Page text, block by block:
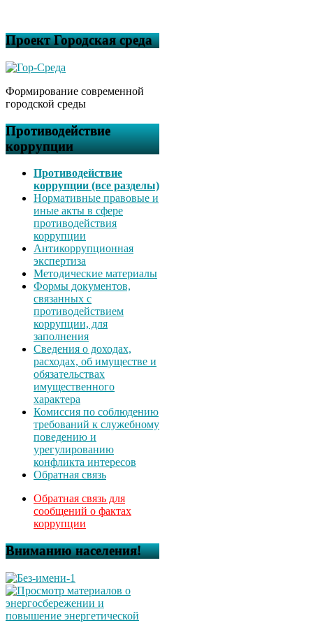
Проект Городская среда
Формирование современной
городской среды
Противодействие
коррупции
Противодействие
коррупции (все разделы)
Нормативные правовые и
иные акты в сфере
противодействия
коррупции
Антикоррупционная
экспертиза
Методические материалы
Формы документов,
связанных с
противодействием
коррупции, для
заполнения
Сведения о доходах,
расходах, об имуществе и
обязательствах
имущественного
характера
Комиссия по соблюдению
требований к служебному
поведению и
урегулированию
конфликта интересов
Обратная связь
Обратная связь для
сообщений о фактах
коррупции
Вниманию населения!